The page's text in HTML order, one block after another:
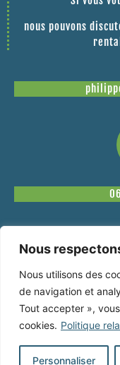
Nous
Nous utilisons des
de navigation et
Tout accepter »,
cookies. Politique
Personnaliser
nous pouvons